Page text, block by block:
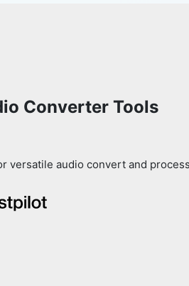
Converter Tools
versatile audio convert and